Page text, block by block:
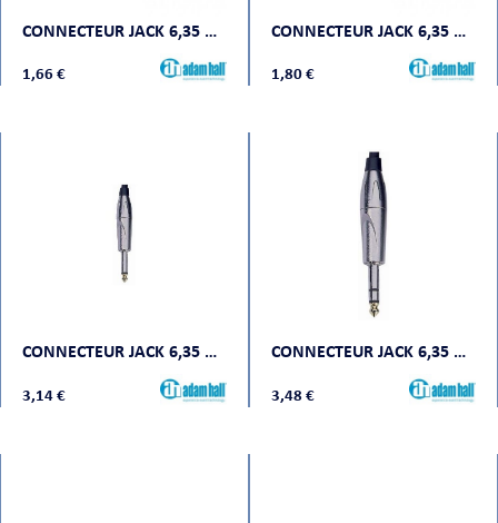
CONNECTEUR JACK 6,35 MM MONO CHROME POUR CÂBLE DIAM 6MM
1,66 €
CONNECTEUR JACK 6,35 MM STÉRÉO CHROME POUR CÂBLE DIAM 6MM
1,80 €
CONNECTEUR JACK 6,35 MM MONO CONTACT OR
3,14 €
CONNECTEUR JACK 6,35 MM STÉRÉO CONTACT OR
3,48 €